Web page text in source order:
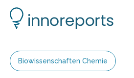
Biowissenschaften Chemie